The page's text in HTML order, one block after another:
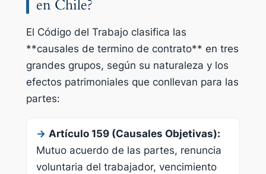
en Chile?
El Código del Trabajo clasifica las
**causales de termino de contrato** en tres
grandes grupos, según su naturaleza y los
efectos patrimoniales que conllevan para las
partes:
→ Artículo 159 (Causales Objetivas):
Mutuo acuerdo de las partes, renuncia
voluntaria del trabajador, vencimiento